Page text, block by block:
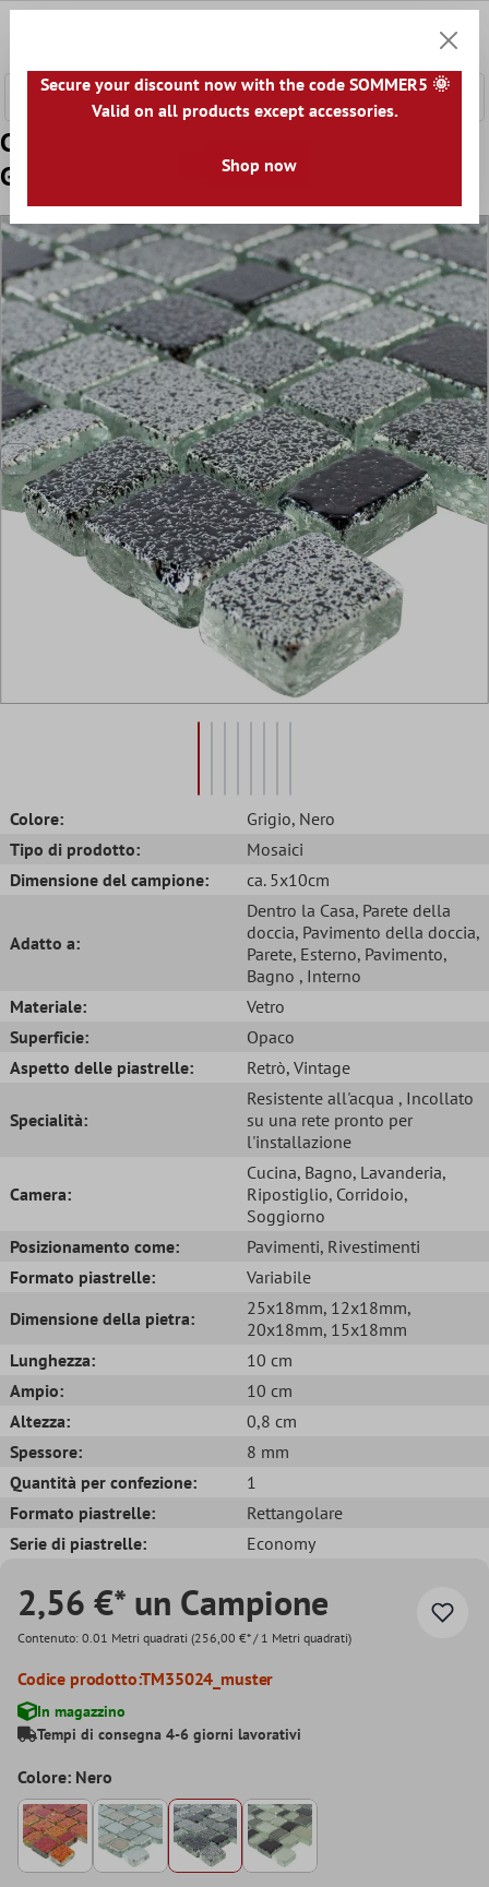
Campione Vetro Mosaico Economy Nero
Grigio
Colore: Grigio, Nero
Tipo di prodotto:
Mosaici
Dimensione del campione:
ca. 5x10cm
Adatto a:
Dentro la Casa, Parete della
doccia, Pavimento della doccia,
Parete, Esterno, Pavimento,
Bagno , Interno
Materiale:
Vetro
Superficie:
Opaco
Aspetto delle piastrelle:
Retrò, Vintage
Specialità:
Resistente all'acqua , Incollato
su una rete pronto per
l'installazione
Camera:
Cucina, Bagno, Lavanderia,
Ripostiglio, Corridoio,
Soggiorno
Posizionamento come:
Pavimenti, Rivestimenti
Formato piastrelle:
Variabile
Dimensione della pietra:
25x18mm, 12x18mm,
20x18mm, 15x18mm
Lunghezza:
10 cm
Ampio:
10 cm
Altezza:
0,8 cm
Spessore:
8 mm
Quantità per confezione:
1
Formato piastrelle:
Rettangolare
Serie di piastrelle:
Economy
2,56 €* un Campione
Contenuto: 0.01 Metri quadrati (256,00 €* / 1 Metri quadrati)
Codice prodotto:TM35024_muster
In magazzino
Tempi di consegna 4-6 giorni lavorativi
Colore: Nero
Secure your discount now with the code SOMMER5 🌞
Valid on all products except accessories.
Shop now